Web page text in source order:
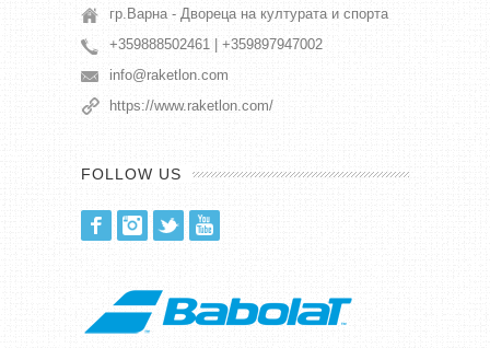
гр.Варна - Двореца на културата и спорта
+359888502461 | +359897947002
info@raketlon.com
https://www.raketlon.com/
FOLLOW US
FacebookInstagram
Twitter